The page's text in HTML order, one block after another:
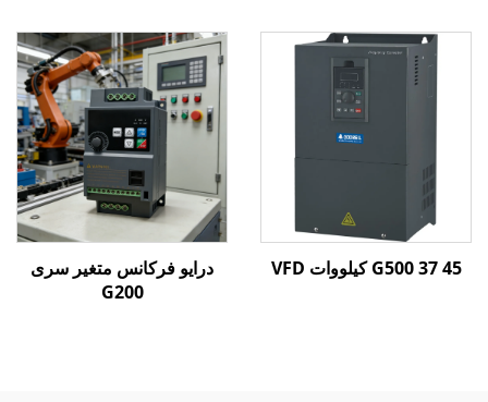
کنترل V/F و برداری | درایو
فرکانس متغیر با گواهینامه
CE
G500 37 45 کیلووات VFD
درایو فرکانس متغیر سری
G200